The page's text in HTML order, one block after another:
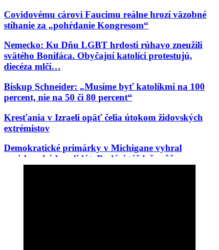
Covidovému cárovi Faucimu reálne hrozí väzobné
stíhanie za „pohŕdanie Kongresom“
Nemecko: Ku Dňu LGBT hrdosti rúhavo zneužili
svätého Bonifáca. Obyčajní katolíci protestujú,
diecéza mlčí…
Biskup Schneider: „Musíme byť katolíkmi na 100
percent, nie na 50 či 80 percent“
Kresťania v Izraeli opäť čelia útokom židovských
extrémistov
Demokratické primárky v Michigane vyhral
proislamský kandidát. Budúci týždeň môže vo